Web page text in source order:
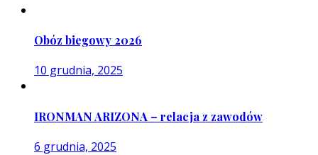
Obóz biegowy 2026
10 grudnia, 2025
IRONMAN ARIZONA – relacja z zawodów
6 grudnia, 2025